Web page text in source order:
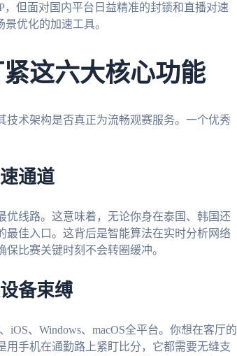
但面对国内平台日益精准的封锁和直播对速
优化的加速工具。
这六大核心功能
术架构是否真正为流畅观赛服务。一个优秀
通道
线路。这意味着，无论你身在泰国、韩国还
最佳入口。这背后是智能算法在实时分析网络
比赛关键时刻不会转圈缓冲。
备束缚
、Windows、macOS全平台。你想在客厅的
手机在通勤路上紧盯比分，它都需要无缝支